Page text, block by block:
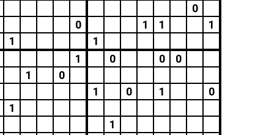
0
0
1 1
1
1
1
1 0 0
0
1
0
1
0 1
0
1
1